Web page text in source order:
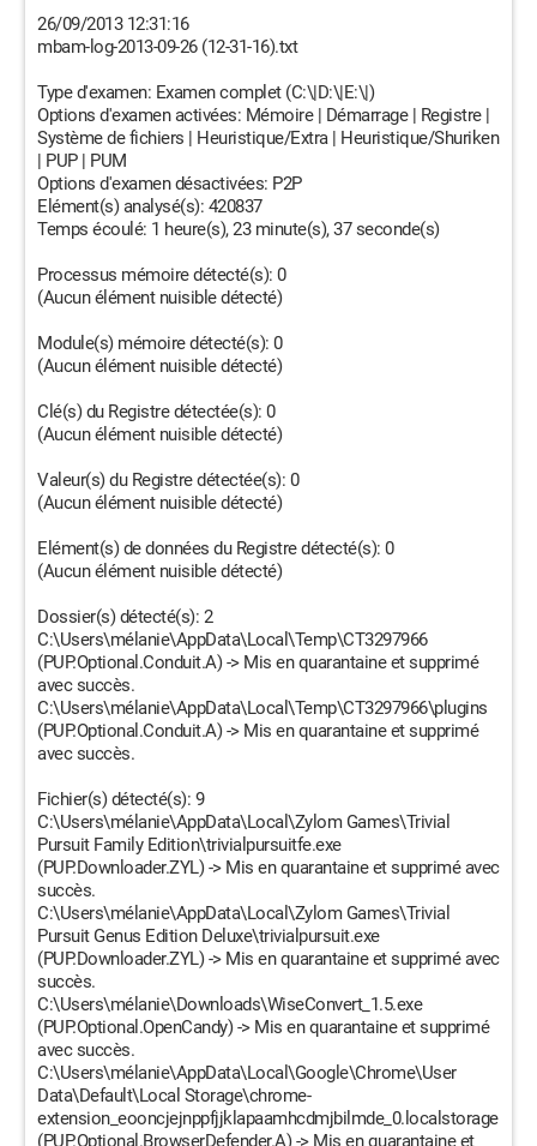
26/09/2013 12:31:16
mbam-log-2013-09-26 (12-31-16).txt
Type d'examen: Examen complet (C:\|D:\|E:\|)
Options d'examen activées: Mémoire | Démarrage | Registre |
Système de fichiers | Heuristique/Extra | Heuristique/Shuriken
| PUP | PUM
Options d'examen désactivées: P2P
Elément(s) analysé(s): 420837
Temps écoulé: 1 heure(s), 23 minute(s), 37 seconde(s)
Processus mémoire détecté(s): 0
(Aucun élément nuisible détecté)
Module(s) mémoire détecté(s): 0
(Aucun élément nuisible détecté)
Clé(s) du Registre détectée(s): 0
(Aucun élément nuisible détecté)
Valeur(s) du Registre détectée(s): 0
(Aucun élément nuisible détecté)
Elément(s) de données du Registre détecté(s): 0
(Aucun élément nuisible détecté)
Dossier(s) détecté(s): 2
C:\Users\mélanie\AppData\Local\Temp\CT3297966
(PUP.Optional.Conduit.A) -> Mis en quarantaine et supprimé
avec succès.
C:\Users\mélanie\AppData\Local\Temp\CT3297966\plugins
(PUP.Optional.Conduit.A) -> Mis en quarantaine et supprimé
avec succès.
Fichier(s) détecté(s): 9
C:\Users\mélanie\AppData\Local\Zylom Games\Trivial
Pursuit Family Edition\trivialpursuitfe.exe
(PUP.Downloader.ZYL) -> Mis en quarantaine et supprimé avec
succès.
C:\Users\mélanie\AppData\Local\Zylom Games\Trivial
Pursuit Genus Edition Deluxe\trivialpursuit.exe
(PUP.Downloader.ZYL) -> Mis en quarantaine et supprimé avec
succès.
C:\Users\mélanie\Downloads\WiseConvert_1.5.exe
(PUP.Optional.OpenCandy) -> Mis en quarantaine et supprimé
avec succès.
C:\Users\mélanie\AppData\Local\Google\Chrome\User
Data\Default\Local Storage\chrome-
extension_eooncjejnppfjjklapaamhcdmjbilmde_0.localstorage
(PUP.Optional.BrowserDefender.A) -> Mis en quarantaine et